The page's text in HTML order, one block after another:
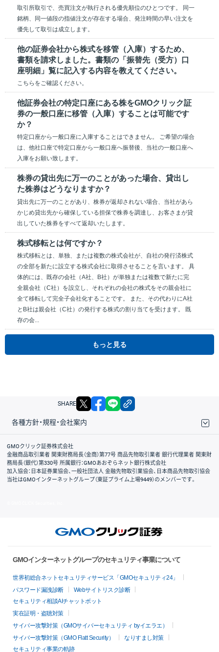
取引所取引で、売買注文が執行される優先順位のひとつです。 同一
銘柄、同一値段の指値注文が存在する場合、発注時間の早い注文を
優先して取引は成立します。
他の証券会社から株式を移管（入庫）するため、
書類を請求しました。書類の「振替先（受方）口
座明細」覧に記入する内容を教えてください。
こちらをご確認ください。
他証券会社の特定口座にある株をGMOクリック証
券の一般口座に移管（入庫）することは可能です
か？
特定口座から一般口座に入庫することはできません。 ご希望の場合
は、他社口座で特定口座から一般口座へ振替後、当社の一般口座へ
入庫をお願い致します。
株券の貸出先に万一のことがあった場合、貸出し
た株券はどうなりますか？
貸出先に万一のことがあり、株券が返却されない場合、当社があら
かじめ貸出先から確保している担保で株券を調達し、お客さまが貸
出していた株券をすべて返却いたします。
株式移転とは何ですか？
株式移転とは、単独、または複数の株式会社が、自社の発行済株式
の全部を新たに設立する株式会社に取得させることを言います。 具
体的には、既存の会社（A社、B社）が単独または複数で新たに完
全親会社（C社）を設立し、それぞれの会社の株式をその親会社に
全て移転して完全子会社化することです。 また、その代わりにA社
とB社は親会社（C社）の発行する株式の割り当てを受けます。 既
存の会...
もっと見る
SHARE X facebook
各種方針・規程・会社案内
取引規程・約款
サイトマップ
その他のご案内
個人情報保護方針
最良執行方針
サイトのご利用について
ディスクレイマー
信託保全
リスク説明
会社案内
GMOクリック証券株式会社
金融商品取引業者 関東財務局長（金商）第77号 商品先物取引業者 銀行代理業者 関東財
務局長（銀代）第330号 所属銀行：GMOあおぞらネット銀行株式会社
加入協会：日本証券業協会、一般社団法人 金融先物取引業協会、日本商品先物取引協会
当社はGMOインターネットグループ（東証プライム上場9449）のメンバーです。
GMOインターネットグループのセキュリティ事業について
世界初総合ネットセキュリティサービス「GMOセキュリティ24」
パスワード漏洩診断
Webサイトリスク診断
セキュリティ相談AIチャットボット
実在証明・盗聴対策
サイバー攻撃対策（GMOサイバーセキュリティ byイエラエ）
サイバー攻撃対策（GMO Flatt Security）
なりすまし対策
セキュリティ事業の軌跡